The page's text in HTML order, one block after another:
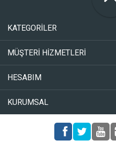
KATEGORİLER
MÜŞTERİ HİZMETLERİ
HESABIM
KURUMSAL